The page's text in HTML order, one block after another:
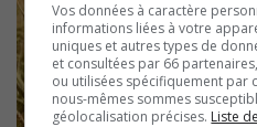
Vos données à caractère
informations liées à votre
uniques et autres types de
et consultées par 66
ou utilisées spécifiquement par
nous-mêmes sommes
géolocalisation précises. Liste